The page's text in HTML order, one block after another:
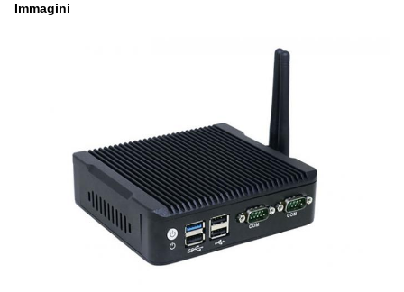
Immagini